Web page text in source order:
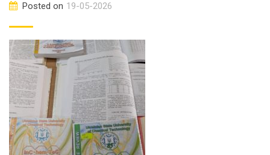
Posted on 19-05-2026